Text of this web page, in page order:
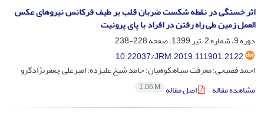
اثر خستگی در نقطه شکست ضربان قلب بر طیف فرکانس نیروهای عکس
العمل زمین طی راه رفتن در افراد با پای پرونیت
دوره 9، شماره 2، تیر 1399، صفحه
228-238
10.22037/JRM.2019.111901.2122
احمد فصیحی؛ معرفت سیاهکوهیان؛ حامد شیخ علیزده؛ امیرعلی جعفرنژادگرو
مشاهده مقاله
اصل مقاله 1.06 M